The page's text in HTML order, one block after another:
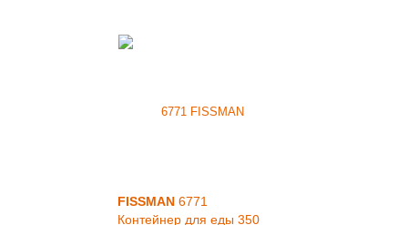
FISSMAN 6771
Контейнер для еды 350